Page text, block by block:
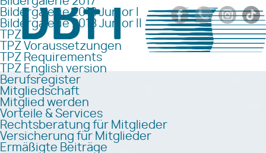
Bildergalerie 2018 Junior I
Bildergalerie 2018 Junior II
TPZ
TPZ Voraussetzungen
TPZ Requirements
TPZ English version
Berufsregister
Mitgliedschaft
Mitglied werden
Vorteile & Services
Rechtsberatung für Mitglieder
Versicherung für Mitglieder
Ermäßigte Beiträge